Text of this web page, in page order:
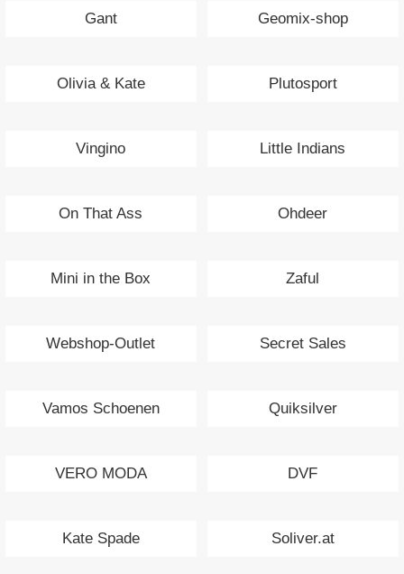
Gant Geomix-shop
Olivia & Kate Plutosport
Vingino Little Indians
On That Ass Ohdeer
Mini in the Box Zaful
Webshop-Outlet Secret Sales
Vamos Schoenen Quiksilver
VERO MODA DVF
Kate Spade Soliver.at